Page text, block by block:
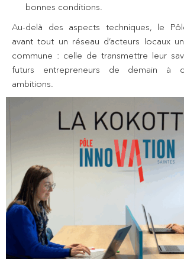
bonnes conditions.
Au-delà des aspects techniques, le
avant tout un réseau d’acteurs locaux
commune : celle de transmettre leur
futurs entrepreneurs de demain à
ambitions.